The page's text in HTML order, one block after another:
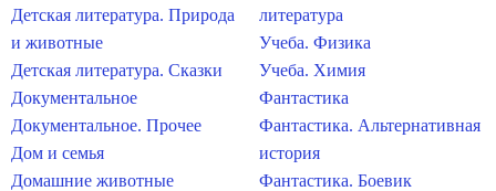
Детская литература. Природа
и животные
Детская литература. Сказки
Документальное
Документальное. Прочее
Дом и семья
Домашние животные
литература
Учеба. Физика
Учеба. Химия
Фантастика
Фантастика. Альтернативная
история
Фантастика. Боевик